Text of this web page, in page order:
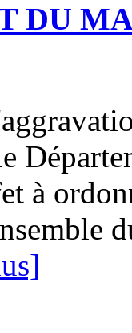
DU
à